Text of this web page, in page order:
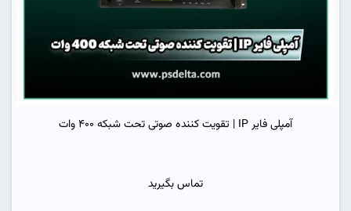
آمپلی فایر IP | تقویت کننده صوتی تحت شبکه 400 وات
تماس بگیرید